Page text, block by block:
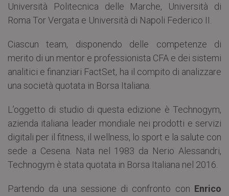
Università Politecnica delle Marche, Università di
Roma Tor Vergata e Università di Napoli Federico II.
Ciascun team, disponendo delle competenze di
merito di un mentor e professionista CFA e dei sistemi
analitici e finanziari FactSet, ha il compito di analizzare
una società quotata in Borsa Italiana.
L’oggetto di studio di questa edizione è Technogym,
azienda italiana leader mondiale nei prodotti e servizi
digitali per il fitness, il wellness, lo sport e la salute con
sede a Cesena. Nata nel 1983 da Nerio Alessandri,
Technogym è stata quotata in Borsa Italiana nel 2016.
Partendo da una sessione di confronto con Enrico